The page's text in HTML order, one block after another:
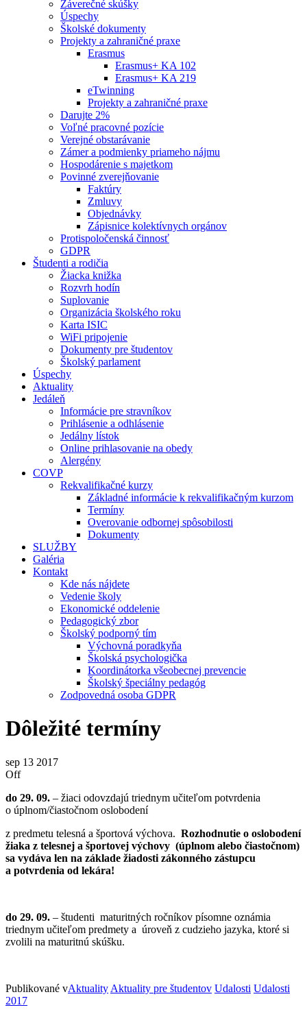
Záverečné skúšky
Úspechy
Školské dokumenty
Projekty a zahraničné praxe
Erasmus
Erasmus+ KA 102
Erasmus+ KA 219
eTwinning
Projekty a zahraničné praxe
Darujte 2%
Voľné pracovné pozície
Verejné obstarávanie
Zámer a podmienky priameho nájmu
Hospodárenie s majetkom
Povinné zverejňovanie
Faktúry
Zmluvy
Objednávky
Zápisnice kolektívnych orgánov
Protispoločenská činnosť
GDPR
Študenti a rodičia
Žiacka knižka
Rozvrh hodín
Suplovanie
Organizácia školského roku
Karta ISIC
WiFi pripojenie
Dokumenty pre študentov
Školský parlament
Úspechy
Aktuality
Jedáleň
Informácie pre stravníkov
Prihlásenie a odhlásenie
Jedálny lístok
Online prihlasovanie na obedy
Alergény
COVP
Rekvalifikačné kurzy
Základné informácie k rekvalifikačným kurzom
Termíny
Overovanie odbornej spôsobilosti
Dokumenty
SLUŽBY
Galéria
Kontakt
Kde nás nájdete
Vedenie školy
Ekonomické oddelenie
Pedagogický zbor
Školský podporný tím
Výchovná poradkyňa
Školská psychologička
Koordinátorka všeobecnej prevencie
Školský špeciálny pedagóg
Zodpovedná osoba GDPR
Dôležité termíny
sep 13 2017
Off
do 29. 09. – žiaci odovzdajú triednym učiteľom potvrdenia
o úplnom/čiastočnom oslobodení
z predmetu telesná a športová výchova. Rozhodnutie o oslobodení
žiaka z telesnej a športovej výchovy (úplnom alebo čiastočnom)
sa vydáva len na základe žiadosti zákonného zástupcu
a potvrdenia od lekára!
do 29. 09. – študenti maturitných ročníkov písomne oznámia
triednym učiteľom predmety a úroveň z cudzieho jazyka, ktoré si
zvolili na maturitnú skúšku.
Publikované vAktuality Aktuality pre študentov Udalosti Udalosti
2017